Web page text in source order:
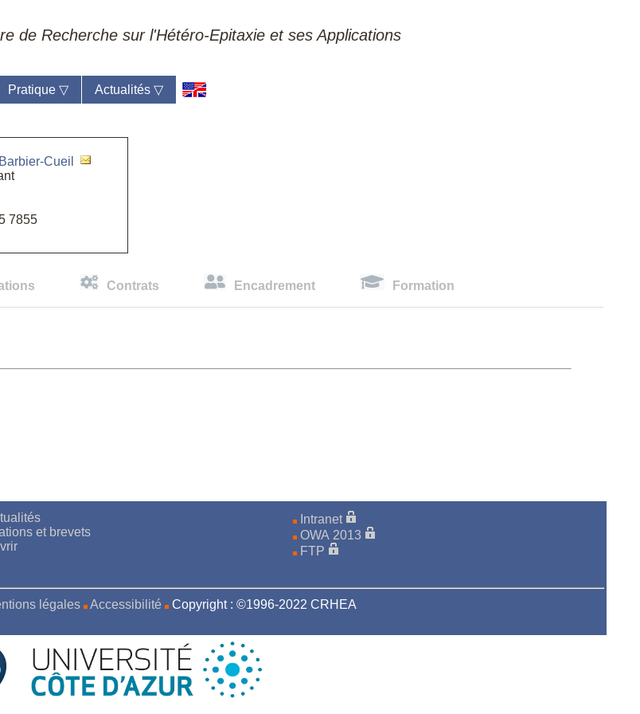
de Recherche sur l'Hétéro-Epitaxie et ses Applications
Pratique ▽ Actualités ▽
Cueil
7855
Contrats Encadrement Formation
actualités
Publications et brevets
Intranet
OWA 2013
FTP
légales Accessibilité Copyright : ©1996-2022 CRHEA
:
95 42 00